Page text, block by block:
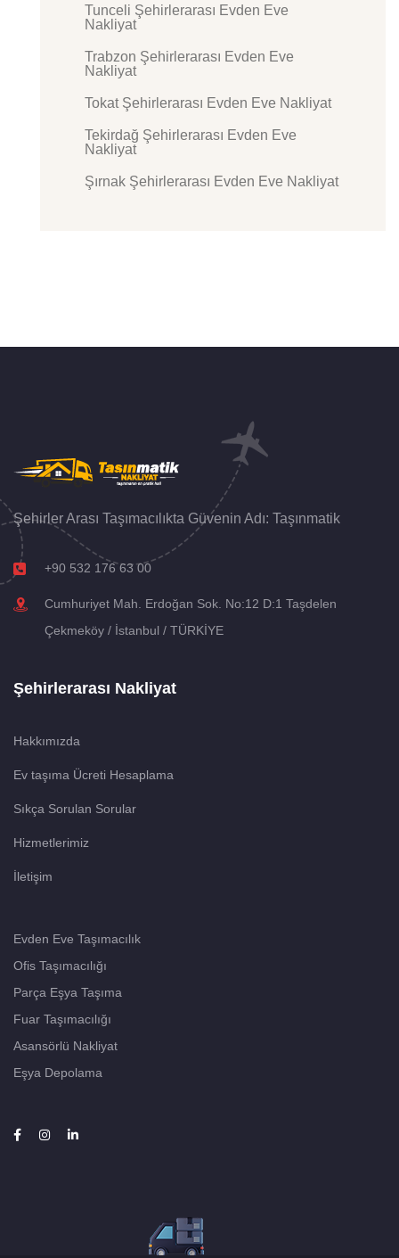
Tunceli Şehirlerarası Evden Eve
Nakliyat
Trabzon Şehirlerarası Evden Eve
Nakliyat
Tokat Şehirlerarası Evden Eve Nakliyat
Tekirdağ Şehirlerarası Evden Eve
Nakliyat
Şırnak Şehirlerarası Evden Eve Nakliyat
Şehirler Arası Taşımacılıkta Güvenin Adı: Taşınmatik
+90 532 176 63 00
Cumhuriyet Mah. Erdoğan Sok. No:12 D:1 Taşdelen
Çekmeköy / İstanbul / TÜRKİYE
Şehirlerarası Nakliyat
Hakkımızda
Ev taşıma Ücreti Hesaplama
Sıkça Sorulan Sorular
Hizmetlerimiz
İletişim
Evden Eve Taşımacılık
Ofis Taşımacılığı
Parça Eşya Taşıma
Fuar Taşımacılığı
Asansörlü Nakliyat
Eşya Depolama